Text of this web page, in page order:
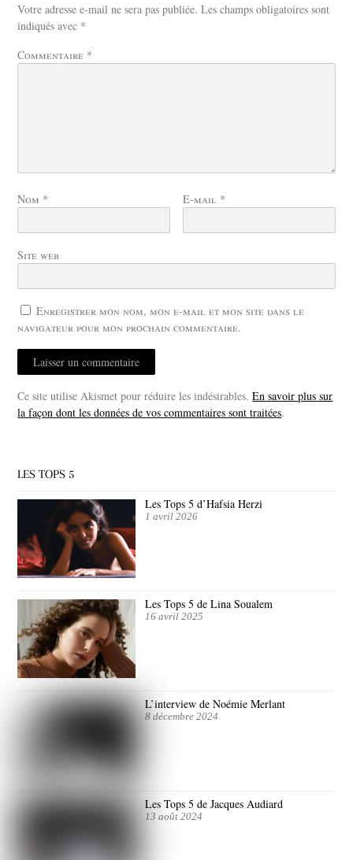
Votre adresse e-mail ne sera pas publiée. Les champs obligatoires sont
indiqués avec *
Commentaire *
Nom * E-mail *
Site web
Enregistrer mon nom, mon e-mail et mon site dans le
navigateur pour mon prochain commentaire.
Ce site utilise Akismet pour réduire les indésirables.En savoir plus sur
la façon dont les données de vos commentaires sont traitées.
LES TOPS 5
Les Tops 5 d’Hafsia Herzi
1 avril 2026
Les Tops 5 de Lina Soualem
16 avril 2025
L’interview de Noémie Merlant
8 décembre 2024
Les Tops 5 de Jacques Audiard
13 août 2024